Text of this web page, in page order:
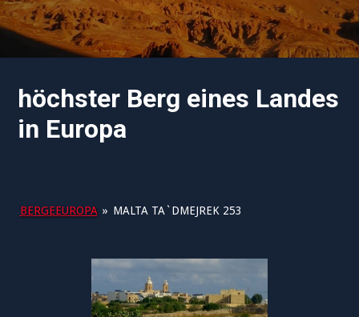
höchster Berg eines Landes
in Europa
BERGEEUROPA » MALTA TA`DMEJREK 253